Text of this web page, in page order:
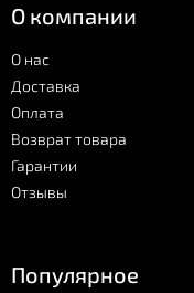
О компании
О нас
Доставка
Оплата
Возврат товара
Гарантии
Отзывы
Популярное